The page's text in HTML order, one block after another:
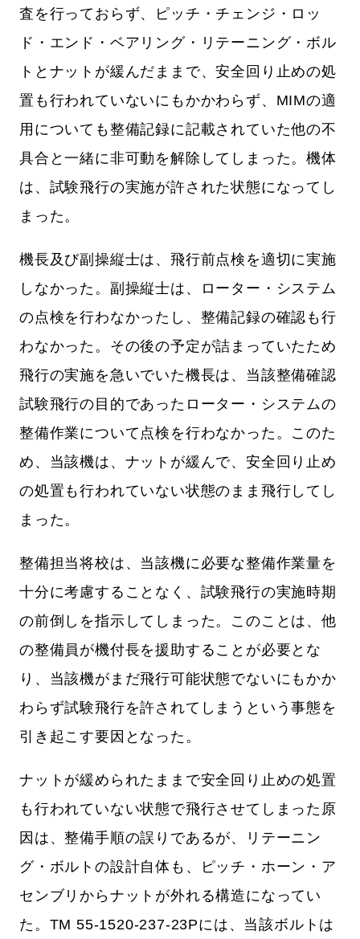
査を行っておらず、ピッチ・チェンジ・ロッ
ド・エンド・ベアリング・リテーニング・ボル
トとナットが緩んだままで、安全回り止めの処
置も行われていないにもかかわらず、MIMの適
用についても整備記録に記載されていた他の不
具合と一緒に非可動を解除してしまった。機体
は、試験飛行の実施が許された状態になってし
まった。
機長及び副操縦士は、飛行前点検を適切に実施
しなかった。副操縦士は、ローター・システム
の点検を行わなかったし、整備記録の確認も行
わなかった。その後の予定が詰まっていたため
飛行の実施を急いでいた機長は、当該整備確認
試験飛行の目的であったローター・システムの
整備作業について点検を行わなかった。このた
め、当該機は、ナットが緩んで、安全回り止め
の処置も行われていない状態のまま飛行してし
まった。
整備担当将校は、当該機に必要な整備作業量を
十分に考慮することなく、試験飛行の実施時期
の前倒しを指示してしまった。このことは、他
の整備員が機付長を援助することが必要とな
り、当該機がまだ飛行可能状態でないにもかか
わらず試験飛行を許されてしまうという事態を
引き起こす要因となった。
ナットが緩められたままで安全回り止めの処置
も行われていない状態で飛行させてしまった原
因は、整備手順の誤りであるが、リテーニン
グ・ボルトの設計自体も、ピッチ・ホーン・ア
センブリからナットが外れる構造になってい
た。TM 55-1520-237-23Pには、当該ボルトは